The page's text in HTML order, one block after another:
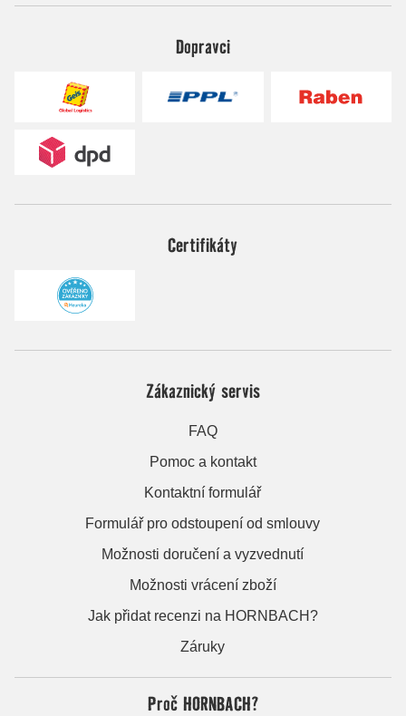
Dopravci
Certifikáty
Zákaznický servis
FAQ
Pomoc a kontakt
Kontaktní formulář
Formulář pro odstoupení od smlouvy
Možnosti doručení a vyzvednutí
Možnosti vrácení zboží
Jak přidat recenzi na HORNBACH?
Záruky
Proč HORNBACH?